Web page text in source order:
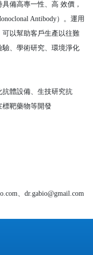
備高專一性、高 效價，
Antibody）。運用
以幫助客戶生產以往難
、學術研究、環境淨化
體設備、生技研究抗
靶藥物等開發
、dr.gabio@gmail.com